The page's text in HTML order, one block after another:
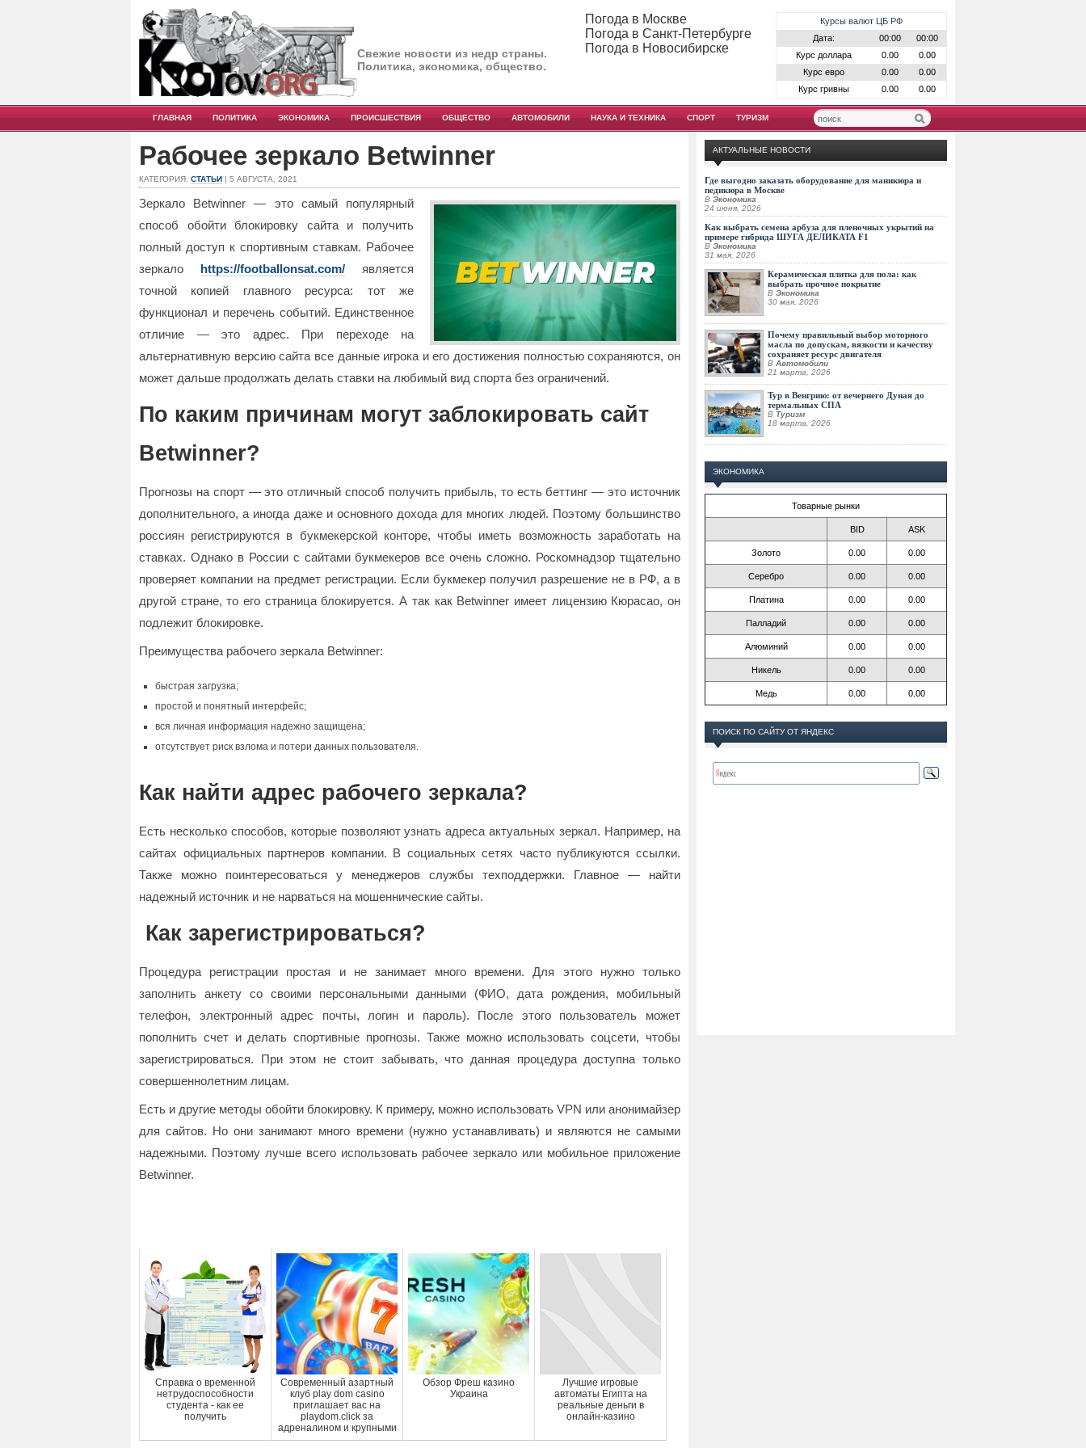
Свежие новости из недр страны.
Политика, экономика, общество.
Курсы валют ЦБ РФ
Дата:
00:00
00:00
Курс доллара
0.00
0.00
Курс евро
0.00
0.00
Курс гривны
0.00 0.00
Погода в Москве
Погода в Санкт-Петербурге
Погода в Новосибирске
ГЛАВНАЯ ПОЛИТИКА ЭКОНОМИКА ПРОИСШЕСТВИЯ ОБЩЕСТВО АВТОМОБИЛИ НАУКА И ТЕХНИКА СПОРТ ТУРИЗМ
Рабочее зеркало Betwinner
КАТЕГОРИЯ: СТАТЬИ | 5 АВГУСТА, 2021
Зеркало Betwinner — это самый популярный
способ обойти блокировку сайта и получить
полный доступ к спортивным ставкам. Рабочее
зеркало https://footballonsat.com/ является
точной копией главного ресурса: тот же
функционал и перечень событий. Единственное
отличие — это адрес. При переходе на
альтернативную версию сайта все данные игрока и его достижения полностью сохраняются, он
может дальше продолжать делать ставки на любимый вид спорта без ограничений.
По каким причинам могут заблокировать сайт
Betwinner?
Прогнозы на спорт — это отличный способ получить прибыль, то есть беттинг — это источник
дополнительного, а иногда даже и основного дохода для многих людей. Поэтому большинство
россиян регистрируются в букмекерской конторе, чтобы иметь возможность заработать на
ставках. Однако в России с сайтами букмекеров все очень сложно. Роскомнадзор тщательно
проверяет компании на предмет регистрации. Если букмекер получил разрешение не в РФ, а в
другой стране, то его страница блокируется. А так как Betwinner имеет лицензию Кюрасао, он
подлежит блокировке.
Преимущества рабочего зеркала Betwinner:
быстрая загрузка;
простой и понятный интерфейс;
вся личная информация надежно защищена;
отсутствует риск взлома и потери данных пользователя.
Как найти адрес рабочего зеркала?
Есть несколько способов, которые позволяют узнать адреса актуальных зеркал. Например, на
сайтах официальных партнеров компании. В социальных сетях часто публикуются ссылки.
Также можно поинтересоваться у менеджеров службы техподдержки. Главное — найти
надежный источник и не нарваться на мошеннические сайты.
Как зарегистрироваться?
Процедура регистрации простая и не занимает много времени. Для этого нужно только
заполнить анкету со своими персональными данными (ФИО, дата рождения, мобильный
телефон, электронный адрес почты, логин и пароль). После этого пользователь может
пополнить счет и делать спортивные прогнозы. Также можно использовать соцсети, чтобы
зарегистрироваться. При этом не стоит забывать, что данная процедура доступна только
совершеннолетним лицам.
Есть и другие методы обойти блокировку. К примеру, можно использовать VPN или анонимайзер
для сайтов. Но они занимают много времени (нужно устанавливать) и являются не самыми
надежными. Поэтому лучше всего использовать рабочее зеркало или мобильное приложение
Betwinner.
Справка о временной
нетрудоспособности
студента - как ее
получить
Современный азартный
клуб play dom casino
приглашает вас на
playdom.click за
адреналином и крупными
...
Обзор Фреш казино
Украина
Лучшие игровые
автоматы Египта на
реальные деньги в
онлайн-казино
АКТУАЛЬНЫЕ НОВОСТИ
Где выгодно заказать оборудование для маникюра и
педикюра в Москве
В Экономика
24 июня, 2026
Как выбрать семена арбуза для пленочных укрытий на
примере гибрида ШУГА ДЕЛИКАТА F1
В Экономика
31 мая, 2026
Керамическая плитка для пола: как
выбрать прочное покрытие
В Экономика
30 мая, 2026
Почему правильный выбор моторного
масла по допускам, вязкости и качеству
сохраняет ресурс двигателя
В Автомобили
21 марта, 2026
Тур в Венгрию: от вечернего Дуная до
термальных СПА
В Туризм
18 марта, 2026
ЭКОНОМИКА
Товарные рынки
BID ASK
Золото 0.00 0.00
Серебро 0.00 0.00
Платина 0.00 0.00
Палладий 0.00 0.00
Алюминий 0.00 0.00
Никель 0.00 0.00
Медь 0.00 0.00
ПОИСК ПО САЙТУ ОТ ЯНДЕКС